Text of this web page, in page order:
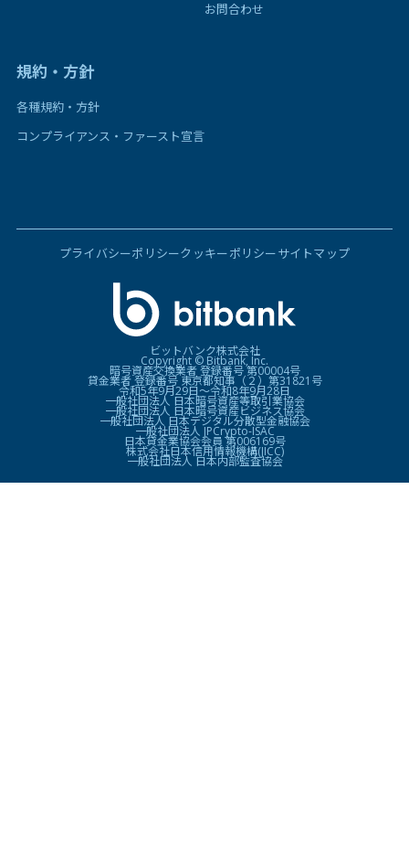
お問合わせ
規約・方針
各種規約・方針
コンプライアンス・ファースト宣言
プライバシーポリシークッキーポリシーサイトマップ
ビットバンク株式会社
Copyright © Bitbank, Inc.
暗号資産交換業者 登録番号 第00004号
貸金業者 登録番号 東京都知事（２）第31821号
令和5年9月29日〜令和8年9月28日
一般社団法人 日本暗号資産等取引業協会
一般社団法人 日本暗号資産ビジネス協会
一般社団法人 日本デジタル分散型金融協会
一般社団法人 JPCrypto-ISAC
日本貸金業協会会員 第006169号
株式会社日本信用情報機構(JICC)
一般社団法人 日本内部監査協会